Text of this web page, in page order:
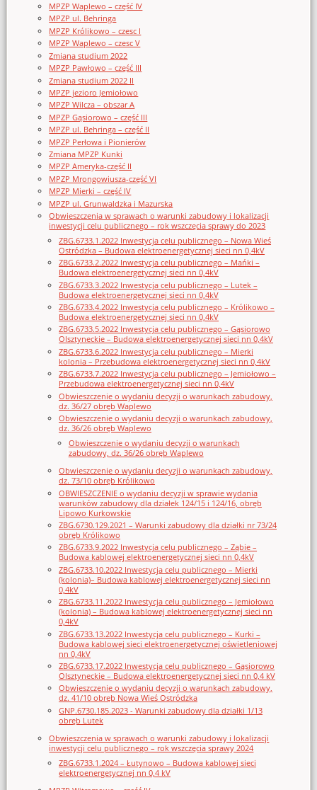
MPZP Waplewo – część IV
MPZP ul. Behringa
MPZP Królikowo – czesc I
MPZP Waplewo – czesc V
Zmiana studium 2022
MPZP Pawłowo – część III
Zmiana studium 2022 II
MPZP jezioro Jemiołowo
MPZP Wilcza – obszar A
MPZP Gąsiorowo – część III
MPZP ul. Behringa – część II
MPZP Perłowa i Pionierów
Zmiana MPZP Kunki
MPZP Ameryka-część II
MPZP Mrongowiusza-część VI
MPZP Mierki – część IV
MPZP ul. Grunwaldzka i Mazurska
Obwieszczenia w sprawach o warunki zabudowy i lokalizacji
inwestycji celu publicznego – rok wszczęcia sprawy do 2023
ZBG.6733.1.2022 Inwestycja celu publicznego – Nowa Wieś
Ostródzka – Budowa elektroenergetycznej sieci nn 0,4kV
ZBG.6733.2.2022 Inwestycja celu publicznego – Mańki –
Budowa elektroenergetycznej sieci nn 0,4kV
ZBG.6733.3.2022 Inwestycja celu publicznego – Lutek –
Budowa elektroenergetycznej sieci nn 0,4kV
ZBG.6733.4.2022 Inwestycja celu publicznego – Królikowo –
Budowa elektroenergetycznej sieci nn 0,4kV
ZBG.6733.5.2022 Inwestycja celu publicznego – Gąsiorowo
Olsztyneckie – Budowa elektroenergetycznej sieci nn 0,4kV
ZBG.6733.6.2022 Inwestycja celu publicznego – Mierki
kolonia – Przebudowa elektroenergetycznej sieci nn 0,4kV
ZBG.6733.7.2022 Inwestycja celu publicznego – Jemiołowo –
Przebudowa elektroenergetycznej sieci nn 0,4kV
Obwieszczenie o wydaniu decyzji o warunkach zabudowy,
dz. 36/27 obręb Waplewo
Obwieszczenie o wydaniu decyzji o warunkach zabudowy,
dz. 36/26 obręb Waplewo
Obwieszczenie o wydaniu decyzji o warunkach
zabudowy, dz. 36/26 obręb Waplewo
Obwieszczenie o wydaniu decyzji o warunkach zabudowy,
dz. 73/10 obręb Królikowo
OBWIESZCZENIE o wydaniu decyzji w sprawie wydania
warunków zabudowy dla działek 124/15 i 124/16, obręb
Lipowo Kurkowskie
ZBG.6730.129.2021 – Warunki zabudowy dla działki nr 73/24
obręb Królikowo
ZBG.6733.9.2022 Inwestycja celu publicznego – Ząbie –
Budowa kablowej elektroenergetycznej sieci nn 0,4kV
ZBG.6733.10.2022 Inwestycja celu publicznego – Mierki
(kolonia)– Budowa kablowej elektroenergetycznej sieci nn
0,4kV
ZBG.6733.11.2022 Inwestycja celu publicznego – Jemiołowo
(kolonia) – Budowa kablowej elektroenergetycznej sieci nn
0,4kV
ZBG.6733.13.2022 Inwestycja celu publicznego – Kurki –
Budowa kablowej sieci elektroenergetycznej oświetleniowej
nn 0,4kV
ZBG.6733.17.2022 Inwestycja celu publicznego – Gąsiorowo
Olsztyneckie – Budowa elektroenergetycznej sieci nn 0,4 kV
Obwieszczenie o wydaniu decyzji o warunkach zabudowy,
dz. 41/10 obręb Nowa Wieś Ostródzka
GNP.6730.185.2023 - Warunki zabudowy dla działki 1/13
obręb Lutek
Obwieszczenia w sprawach o warunki zabudowy i lokalizacji
inwestycji celu publicznego – rok wszczęcia sprawy 2024
ZBG.6733.1.2024 – Łutynowo – Budowa kablowej sieci
elektroenergetycznej nn 0,4 kV